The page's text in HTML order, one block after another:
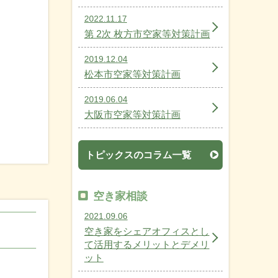
2022.11.17
第 2次 枚方市空家等対策計画
2019.12.04
松本市空家等対策計画
2019.06.04
大阪市空家等対策計画
トピックスのコラム一覧
空き家相談
2021.09.06
空き家をシェアオフィスとし
て活用するメリットとデメリ
ット